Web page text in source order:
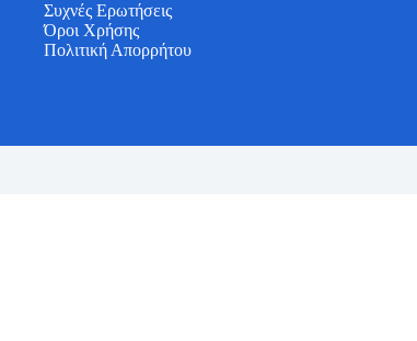
Συχνές Ερωτήσεις
Όροι Χρήσης
Πολιτική Απορρήτου